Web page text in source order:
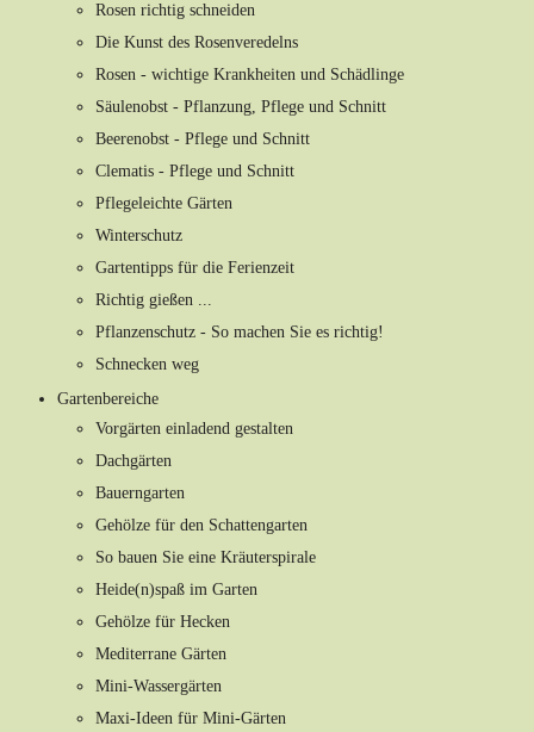
Rosen richtig schneiden
Die Kunst des Rosenveredelns
Rosen - wichtige Krankheiten und Schädlinge
Säulenobst - Pflanzung, Pflege und Schnitt
Beerenobst - Pflege und Schnitt
Clematis - Pflege und Schnitt
Pflegeleichte Gärten
Winterschutz
Gartentipps für die Ferienzeit
Richtig gießen ...
Pflanzenschutz - So machen Sie es richtig!
Schnecken weg
Gartenbereiche
Vorgärten einladend gestalten
Dachgärten
Bauerngarten
Gehölze für den Schattengarten
So bauen Sie eine Kräuterspirale
Heide(n)spaß im Garten
Gehölze für Hecken
Mediterrane Gärten
Mini-Wassergärten
Maxi-Ideen für Mini-Gärten